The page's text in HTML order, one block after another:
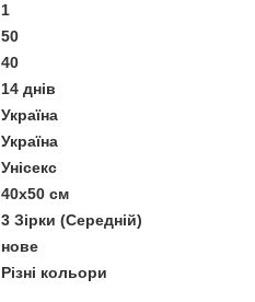
1
50
40
14 днів
Україна
Україна
Унісекс
40х50 см
3 Зірки (Середній)
нове
Різні кольори